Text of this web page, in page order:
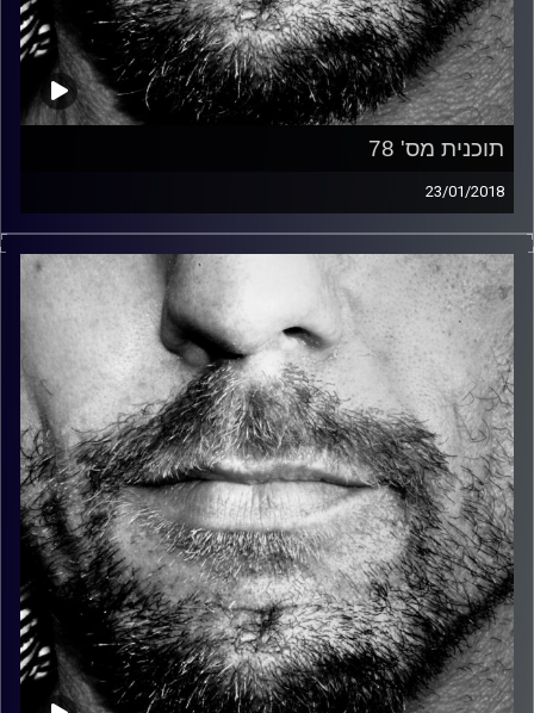
תוכנית מס' 78
23/01/2018
זיפים, מוזיקה מחוספסת של הופעות חיות. הרבה ג'אם, רוק,
בלוז, bluegrass, ג'אז, Fאנק, פרוגרסיב ואפילו אלקטרוניקה.
כל מה שחי, אמיתי ונושם.
עם שמוליק רגב.
קרדיט תמונות: David Goehring